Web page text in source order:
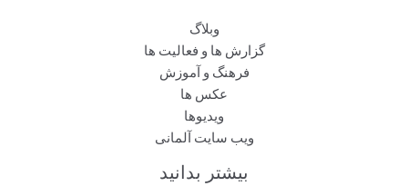
وبلاگ
گزارش ها و فعالیت ها
فرهنگ و آموزش
عکس ها
ویدیوها
ویب سایت آلمانی
بیشتر بدانید